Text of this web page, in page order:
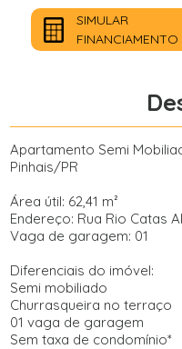
SIMULAR
FINANCIAMENTO
Apartamento Semi
Pinhais/PR
Área útil: 62,41 m²
Endereço: Rua Rio Catas
Vaga de garagem: 01
Diferenciais do imóvel:
Semi mobiliado
Churrasqueira no terraço
01 vaga de garagem
Sem taxa de condomínio*